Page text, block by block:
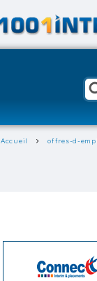
Accueil offres-d-